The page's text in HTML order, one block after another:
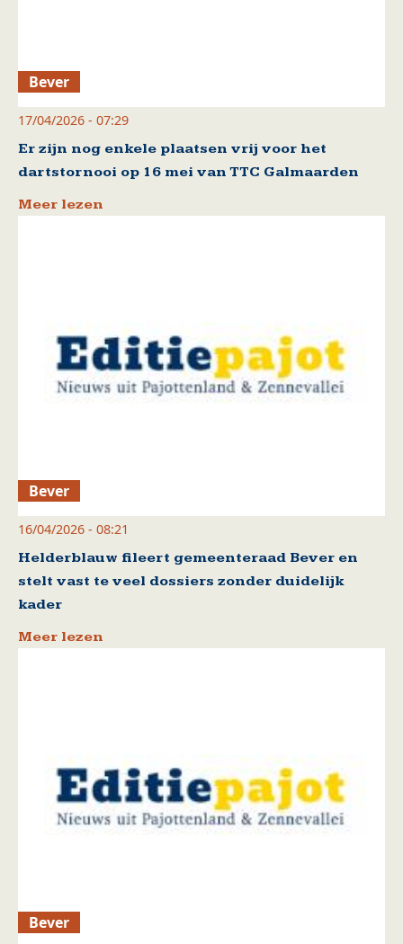
Bever
17/04/2026 - 07:29
Er zijn nog enkele plaatsen vrij voor het
dartstornooi op 16 mei van TTC Galmaarden
Meer lezen
Bever
16/04/2026 - 08:21
Helderblauw fileert gemeenteraad Bever en
stelt vast te veel dossiers zonder duidelijk
kader
Meer lezen
Bever